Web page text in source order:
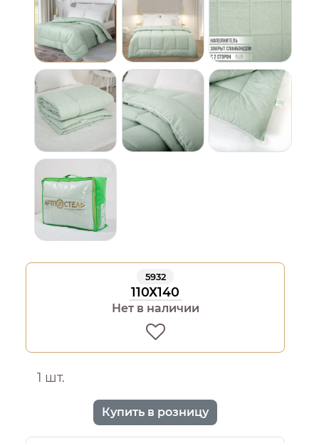
5932
110Х140
Нет в наличии
1 шт.
Купить в розницу